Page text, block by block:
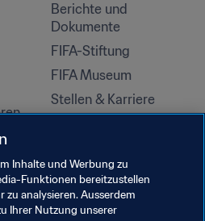
Berichte und
Dokumente
FIFA-Stiftung
FIFA Museum
Stellen & Karriere
Inhalte und Werbung zu
Funktionen bereitzustellen
analysieren. Ausserdem
Ihrer Nutzung unserer